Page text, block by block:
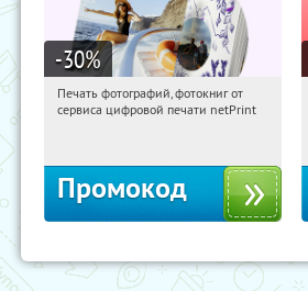
-30%
02:09:50 Получили:
Печать фотографий, фотокниг от
сервиса цифровой печати netPrint
Промокод